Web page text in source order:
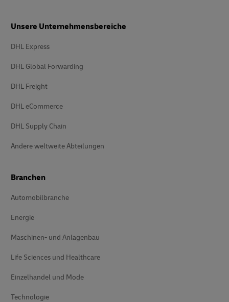
Unsere Unternehmensbereiche
DHL Express
DHL Global Forwarding
DHL Freight
DHL eCommerce
DHL Supply Chain
Andere weltweite Abteilungen
Branchen
Automobilbranche
Energie
Maschinen- und Anlagenbau
Life Sciences und Healthcare
Einzelhandel und Mode
Technologie